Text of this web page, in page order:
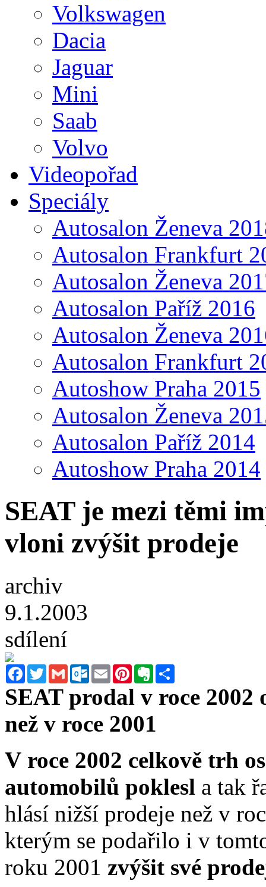
Volkswagen
Dacia
Jaguar
Mini
Saab
Volvo
Videopořad
Speciály
Autosalon Ženeva
Autosalon Frankfurt
Autosalon Ženeva
Autosalon Paříž 2016
Autosalon Ženeva
Autosalon Frankfurt
Autoshow Praha 2015
Autosalon Ženeva
Autosalon Paříž 2014
Autoshow Praha 2014
SEAT je mezi těmi
vloni zvýšit prodeje
archiv
9.1.2003
sdílení
FacebookTwitterGmail Outlook.com
Email PinterestEvernote
SEAT prodal v roce
než v roce 2001
V roce 2002 celkově trh
automobilů poklesl a tak
hlásí nižší prodeje než v
kterým se podařilo i v
roku 2001 zvýšit své